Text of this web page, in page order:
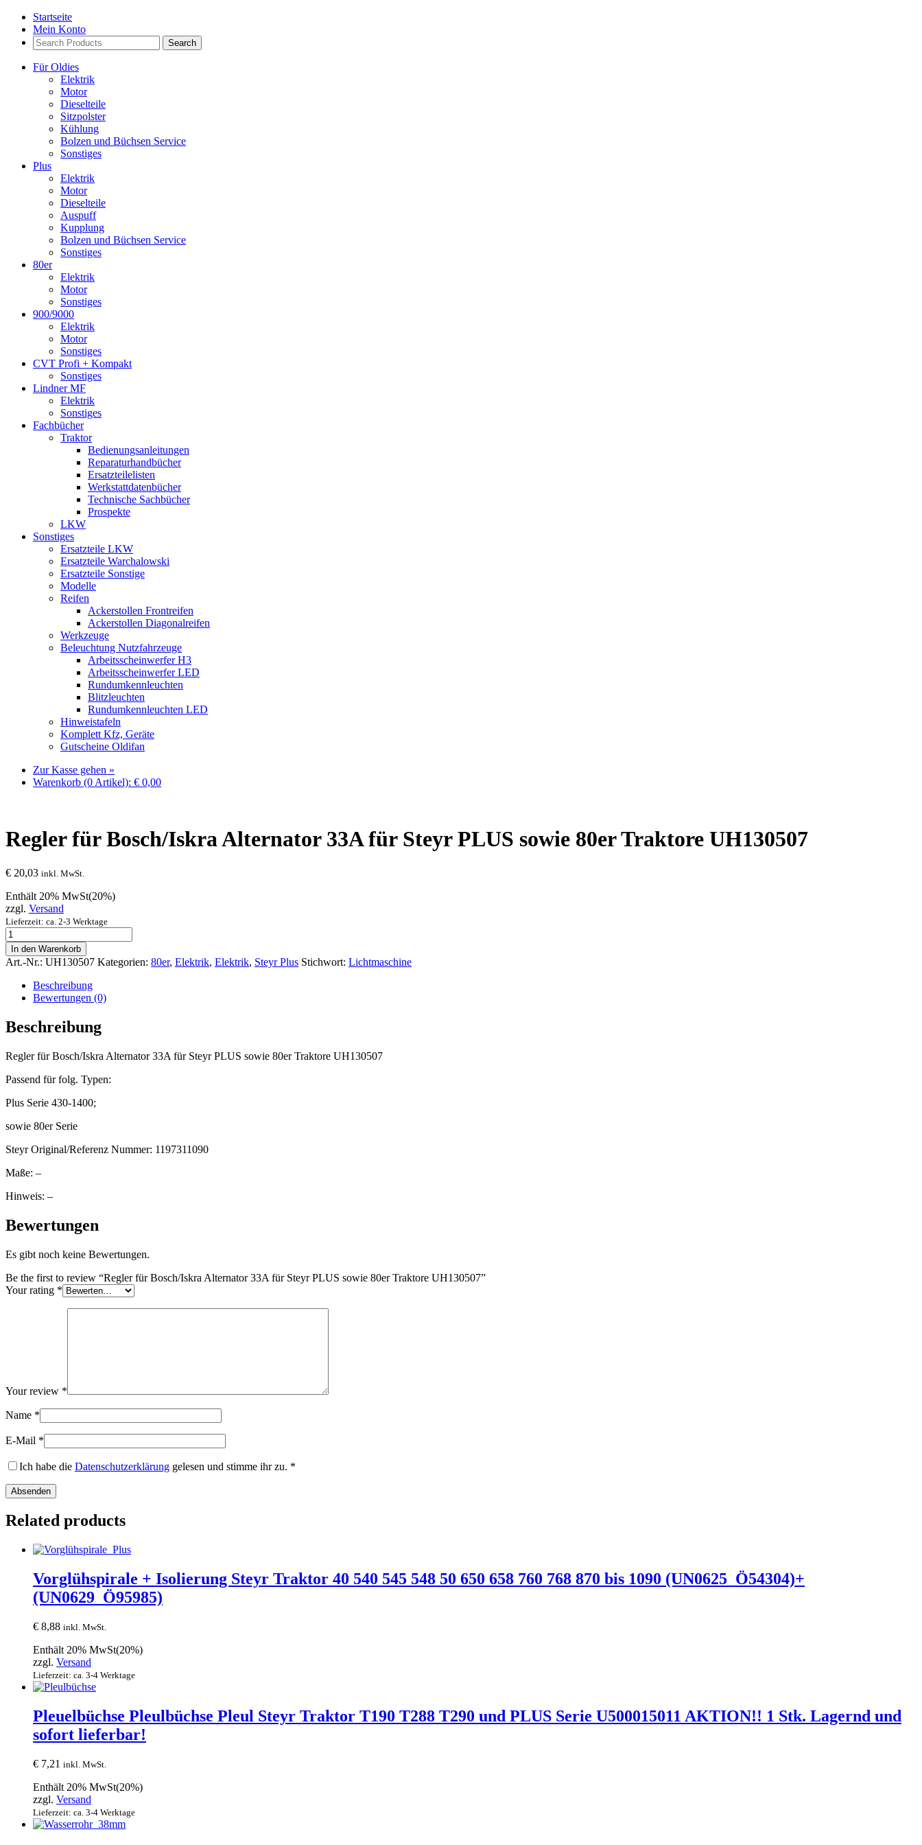
Startseite
Mein Konto
Search
Products:
Für Oldies
Elektrik
Motor
Dieselteile
Sitzpolster
Kühlung
Bolzen und Büchsen Service
Sonstiges
Plus
Elektrik
Motor
Dieselteile
Auspuff
Kupplung
Bolzen und Büchsen Service
Sonstiges
80er
Elektrik
Motor
Sonstiges
900/9000
Elektrik
Motor
Sonstiges
CVT Profi + Kompakt
Sonstiges
Lindner MF
Elektrik
Sonstiges
Fachbücher
Traktor
Bedienungsanleitungen
Reparaturhandbücher
Ersatzteilelisten
Werkstattdatenbücher
Technische Sachbücher
Prospekte
LKW
Sonstiges
Ersatzteile LKW
Ersatzteile Warchalowski
Ersatzteile Sonstige
Modelle
Reifen
Ackerstollen Frontreifen
Ackerstollen Diagonalreifen
Werkzeuge
Beleuchtung Nutzfahrzeuge
Arbeitsscheinwerfer H3
Arbeitsscheinwerfer LED
Rundumkennleuchten
Blitzleuchten
Rundumkennleuchten LED
Hinweistafeln
Komplett Kfz, Geräte
Gutscheine Oldifan
Zur Kasse gehen »
Warenkorb (0 Artikel): € 0,00
Regler für Bosch/Iskra Alternator 33A für Steyr PLUS sowie 80er Traktore UH130507
€ 20,03 inkl. MwSt.
Enthält 20% MwSt(20%)
zzgl. Versand
Lieferzeit: ca. 2-3 Werktage
Regler
für
Bosch/Iskra
Alternator
33A
PLUS
sowie
Traktore
quantity
In den Warenkorb
Art.-Nr.: UH130507 Kategorien: 80er, Elektrik, Elektrik, Steyr Plus Stichwort: Lichtmaschine
Beschreibung
Bewertungen (0)
Beschreibung
Regler für Bosch/Iskra Alternator 33A für Steyr PLUS sowie 80er Traktore UH130507
Passend für folg. Typen:
Plus Serie 430-1400;
sowie 80er Serie
Steyr Original/Referenz Nummer: 1197311090
Maße: –
Hinweis: –
Bewertungen
Es gibt noch keine Bewertungen.
Be the first to review “Regler für Bosch/Iskra Alternator 33A für Steyr PLUS sowie 80er Traktore UH130507”
Your rating *
Your review *
Name *
E-Mail *
Ich habe die Datenschutzerklärung gelesen und stimme ihr zu. *
Related products
Vorglühspirale + Isolierung Steyr Traktor 40 540 545 548 50 650 658 760 768 870 bis 1090 (UN0625_Ö54304)+
(UN0629_Ö95985)
€ 8,88 inkl. MwSt.
Enthält 20% MwSt(20%)
zzgl. Versand
Lieferzeit: ca. 3-4 Werktage
Pleuelbüchse Pleulbüchse Pleul Steyr Traktor T190 T288 T290 und PLUS Serie U500015011 AKTION!! 1 Stk. Lagernd und
sofort lieferbar!
€ 7,21 inkl. MwSt.
Enthält 20% MwSt(20%)
zzgl. Versand
Lieferzeit: ca. 3-4 Werktage